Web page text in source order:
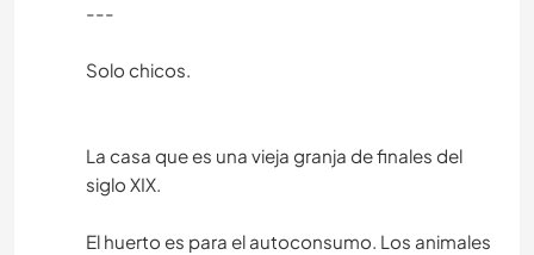
---
Solo chicos.
La casa que es una vieja granja de finales del
siglo XIX.
El huerto es para el autoconsumo. Los animales